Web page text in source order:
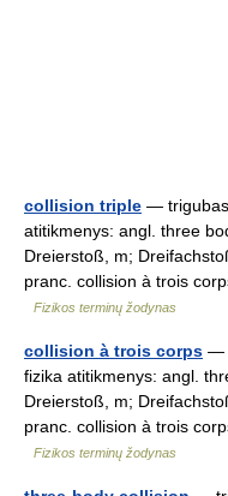
collision triple —
atitikmenys: angl. three
Dreierstoß, m;
pranc. collision à trois
Fizikos terminų žodynas
collision à trois corps —
fizika atitikmenys: angl.
Dreierstoß, m;
pranc. collision à trois
Fizikos terminų žodynas